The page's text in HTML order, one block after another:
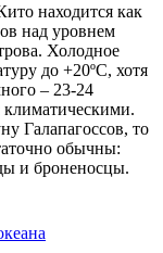
находится как
над уровнем
Холодное
до +20ºС, хотя
– 23-24
климатическими.
Галапагоссов, то
обычны:
и броненосцы.